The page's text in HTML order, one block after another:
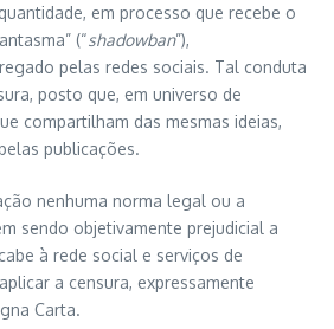
em processo que recebe o
(“shadowban”),
pelas redes sociais. Tal conduta
posto que, em universo de
compartilham das mesmas ideias,
publicações.
nenhuma norma legal ou a
sendo objetivamente prejudicial a
à rede social e serviços de
a censura, expressamente
Carta.